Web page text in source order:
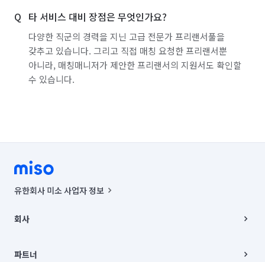
타 서비스 대비 장점은 무엇인가요?
다양한 직군의 경력을 지닌 고급 전문가 프리랜서풀을
갖추고 있습니다. 그리고 직접 매칭 요청한 프리랜서뿐
아니라, 매칭매니저가 제안한 프리랜서의 지원서도 확인할
수 있습니다.
유한회사 미소 사업자 정보
00019 |
주소 | 본사: 서울특별시 종로구 율곡로 6(중학동, 트윈트리빌딩) B동 5층
회사
채용
파트너